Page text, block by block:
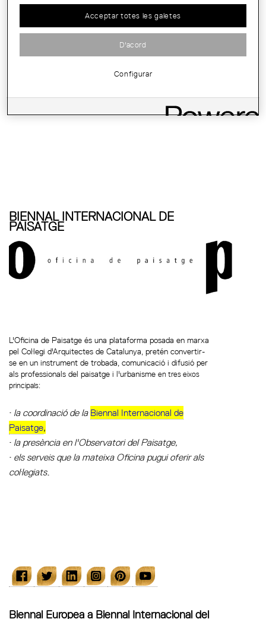
EXPOSICIÓ: L'EMPREMTA DEL TEMPS.
EVOLUCIÓ DELS 15 GUANYADORS DEL...
BIENNAL INTERNACIONAL DE
PAISATGE
L'Oficina de Paisatge és una plataforma posada en marxa
pel Col·legi d'Arquitectes de Catalunya, pretén convertir-
se en un instrument de trobada, comunicació i difusió per
als professionals del paisatge i l'urbanisme en tres eixos
principals:
· la coordinació de laBiennal Internacional de
Paisatge,
· la presència en l'Observatori del Paisatge,
· els serveis que la mateixa Oficina pugui oferir als
col·legiats.
Biennal Europea a Biennal Internacional del
Acceptar totes les galetes
D'acord
Configurar